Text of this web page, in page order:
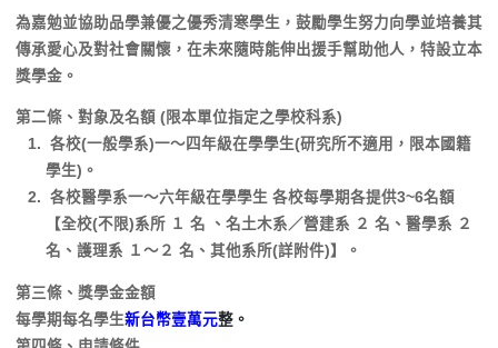
為嘉勉並協助品學兼優之優秀清寒學生，鼓勵學生努力向學並培養其
傳承愛心及對社會關懷，在未來隨時能伸出援手幫助他人，特設立本
獎學金。
第二條、對象及名額 (限本單位指定之學校科系)
各校(一般學系)一～四年級在學學生(研究所不適用，限本國籍
學生)。
各校醫學系一～六年級在學學生 各校每學期各提供3~6名額
【全校(不限)系所 １ 名 、名土木系／營建系 ２ 名、醫學系 ２
名、護理系 １～２ 名、其他系所(詳附件)】。
第三條、獎學金金額
每學期每名學生新台幣壹萬元整。